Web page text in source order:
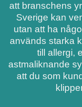
att branschens
Sverige kan
utan att ha
används starka
till allergi,
astmaliknande
att du som